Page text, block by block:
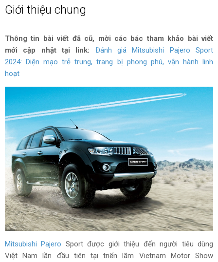
Giới thiệu chung
Thông tin bài viết đã cũ, mời các bác tham khảo bài viết
mới cập nhật tại link:
Đánh giá Mitsubishi Pajero Sport
2024: Diện mạo trẻ trung, trang bị phong phú, vận hành linh
hoạt
Mitsubishi Pajero Sport được giới thiệu đến người tiêu dùng
Việt Nam lần đầu tiên tại triển lãm Vietnam Motor Show